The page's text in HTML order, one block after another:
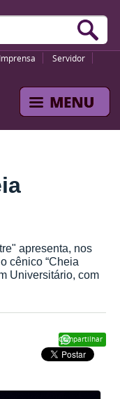
Servidor
apresenta, nos
cênico “Cheia
Universitário, com
Compartilhar